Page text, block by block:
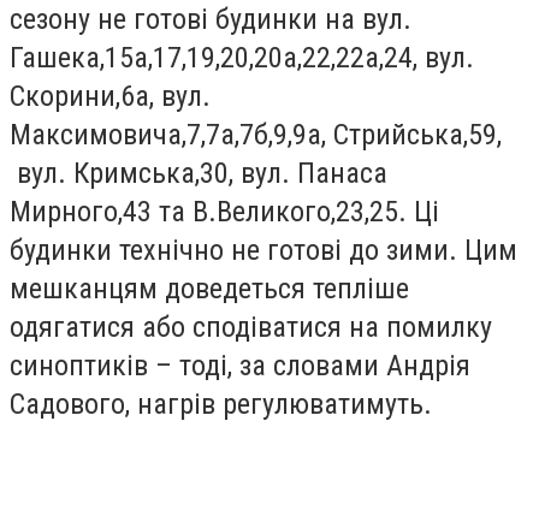
сезону не готові будинки на вул.
Гашека,15а,17,19,20,20а,22,22а,24, вул.
Скорини,6а, вул.
Максимовича,7,7а,7б,9,9а, Стрийська,59,
вул. Кримська,30, вул. Панаса
Мирного,43 та В.Великого,23,25. Ці
будинки технічно не готові до зими. Цим
мешканцям доведеться тепліше
одягатися або сподіватися на помилку
синоптиків – тоді, за словами Андрія
Садового, нагрів регулюватимуть.